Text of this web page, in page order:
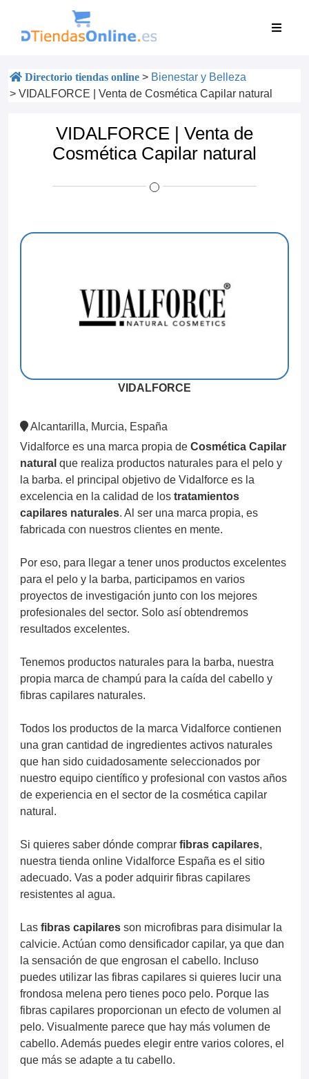
Directorio tiendas online > Bienestar y Belleza
> VIDALFORCE | Venta de Cosmética Capilar natural
VIDALFORCE | Venta de
Cosmética Capilar natural
VIDALFORCE
Alcantarilla, Murcia, España
Vidalforce es una marca propia de Cosmética Capilar
natural que realiza productos naturales para el pelo y
la barba. el principal objetivo de Vidalforce es la
excelencia en la calidad de los tratamientos
capilares naturales. Al ser una marca propia, es
fabricada con nuestros clientes en mente.
Por eso, para llegar a tener unos productos excelentes
para el pelo y la barba, participamos en varios
proyectos de investigación junto con los mejores
profesionales del sector. Solo así obtendremos
resultados excelentes.
Tenemos productos naturales para la barba, nuestra
propia marca de champú para la caída del cabello y
fibras capilares naturales.
Todos los productos de la marca Vidalforce contienen
una gran cantidad de ingredientes activos naturales
que han sido cuidadosamente seleccionados por
nuestro equipo científico y profesional con vastos años
de experiencia en el sector de la cosmética capilar
natural.
Si quieres saber dónde comprar fibras capilares,
nuestra tienda online Vidalforce España es el sitio
adecuado. Vas a poder adquirir fibras capilares
resistentes al agua.
Las fibras capilares son microfibras para disimular la
calvicie. Actúan como densificador capilar, ya que dan
la sensación de que engrosan el cabello. Incluso
puedes utilizar las fibras capilares si quieres lucir una
frondosa melena pero tienes poco pelo. Porque las
fibras capilares proporcionan un efecto de volumen al
pelo. Visualmente parece que hay más volumen de
cabello. Además puedes elegir entre varios colores, el
que más se adapte a tu cabello.